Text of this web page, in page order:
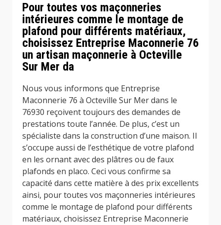
Pour toutes vos maçonneries
intérieures comme le montage de
plafond pour différents matériaux,
choisissez Entreprise Maconnerie 76
un artisan maçonnerie à Octeville
Sur Mer da
Nous vous informons que Entreprise
Maconnerie 76 à Octeville Sur Mer dans le
76930 reçoivent toujours des demandes de
prestations toute l’année. De plus, c’est un
spécialiste dans la construction d’une maison. Il
s’occupe aussi de l’esthétique de votre plafond
en les ornant avec des plâtres ou de faux
plafonds en placo. Ceci vous confirme sa
capacité dans cette matière à des prix excellents
ainsi, pour toutes vos maçonneries intérieures
comme le montage de plafond pour différents
matériaux, choisissez Entreprise Maconnerie